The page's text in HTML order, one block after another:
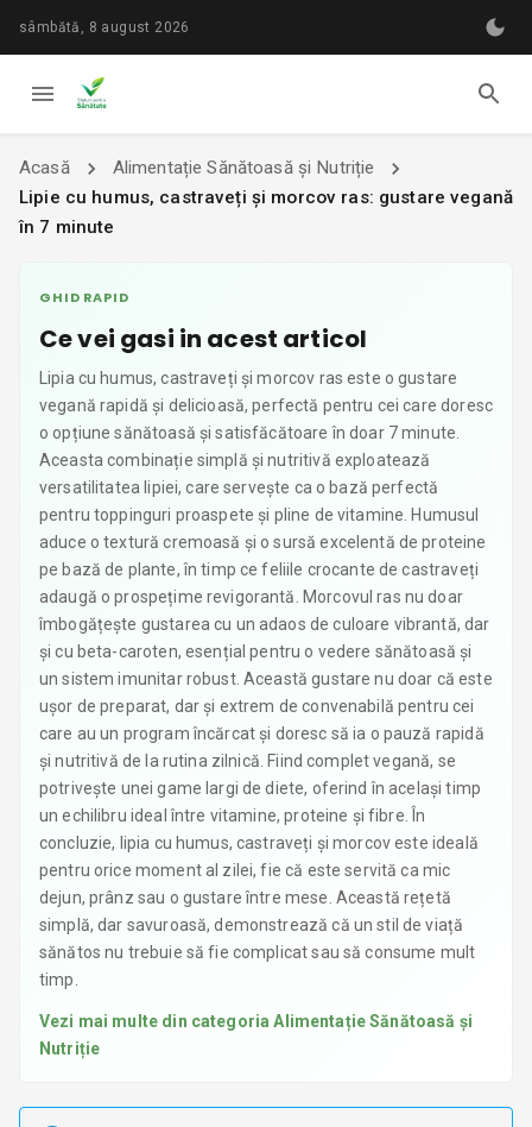
sâmbătă, 8 august 2026
Acasă
Alimentație Sănătoasă și Nutriție
Lipie cu humus, castraveți și morcov ras: gustare vegană
în 7 minute
GHID RAPID
Ce vei gasi in acest articol
Lipia cu humus, castraveți și morcov ras este o gustare
vegană rapidă și delicioasă, perfectă pentru cei care doresc
o opțiune sănătoasă și satisfăcătoare în doar 7 minute.
Aceasta combinație simplă și nutritivă exploatează
versatilitatea lipiei, care servește ca o bază perfectă
pentru toppinguri proaspete și pline de vitamine. Humusul
aduce o textură cremoasă și o sursă excelentă de proteine
pe bază de plante, în timp ce feliile crocante de castraveți
adaugă o prospețime revigorantă. Morcovul ras nu doar
îmbogățește gustarea cu un adaos de culoare vibrantă, dar
și cu beta-caroten, esențial pentru o vedere sănătoasă și
un sistem imunitar robust. Această gustare nu doar că este
ușor de preparat, dar și extrem de convenabilă pentru cei
care au un program încărcat și doresc să ia o pauză rapidă
și nutritivă de la rutina zilnică. Fiind complet vegană, se
potrivește unei game largi de diete, oferind în același timp
un echilibru ideal între vitamine, proteine și fibre. În
concluzie, lipia cu humus, castraveți și morcov este ideală
pentru orice moment al zilei, fie că este servită ca mic
dejun, prânz sau o gustare între mese. Această rețetă
simplă, dar savuroasă, demonstrează că un stil de viață
sănătos nu trebuie să fie complicat sau să consume mult
timp.
Vezi mai multe din categoriaAlimentație Sănătoasă și
Nutriție